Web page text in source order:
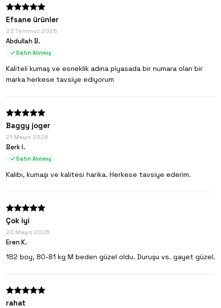
Efsane ürünler
23 Temmuz 2026
Abdullah B.
Satın Alınmış
Kaliteli kumaş ve esneklik adına piyasada bir numara olan bir
marka herkese tavsiye ediyorum
Baggy joger
21 Mayıs 2026
Berk I.
Satın Alınmış
Kalıbı, kumaşı ve kalitesi harika. Herkese tavsiye ederim.
Çok iyi
20 Mayıs 2026
Eren K.
182 boy, 80-81 kg M beden güzel oldu. Duruşu vs. gayet güzel.
rahat